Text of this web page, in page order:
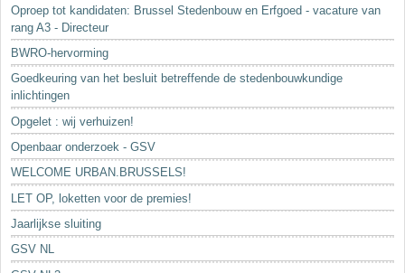
Oproep tot kandidaten: Brussel Stedenbouw en Erfgoed - vacature van
rang A3 - Directeur
BWRO-hervorming
Goedkeuring van het besluit betreffende de stedenbouwkundige
inlichtingen
Opgelet : wij verhuizen!
Openbaar onderzoek - GSV
WELCOME URBAN.BRUSSELS!
LET OP, loketten voor de premies!
Jaarlijkse sluiting
GSV NL